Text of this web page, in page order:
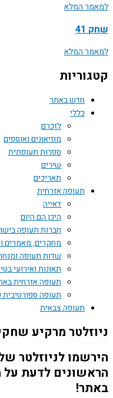
המלא
המלא
חדש באתר
כללי
לזכרם
מוזיאונים ואוספים
ספרות תעופתית
שירים
תאריכים
תעופה אזרחית
דאייה
היכן הם היום
חברות תעופה בישראל
מחקרים, מאמרים
שדות תעופה ומנחתים
תאונות ואירועי בטיחות
תעופה אזרחית בארץ
תעופה ספורטיבית קלה
תעופה צבאית
מרקיע שחקים
לניוזלטר של
לדעת על